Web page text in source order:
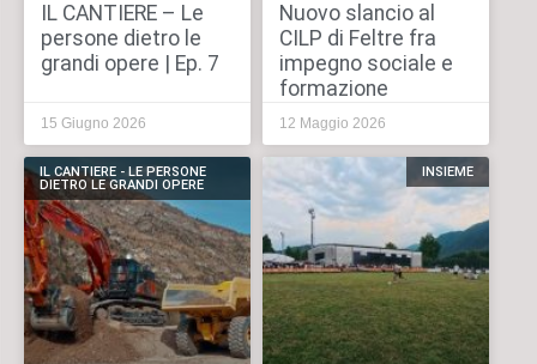
IL CANTIERE – Le
persone dietro le
grandi opere | Ep. 7
15 Giugno 2026
Nuovo slancio al
CILP di Feltre fra
impegno sociale e
formazione
12 Maggio 2026
IL CANTIERE - LE PERSONE
DIETRO LE GRANDI OPERE
INSIEME